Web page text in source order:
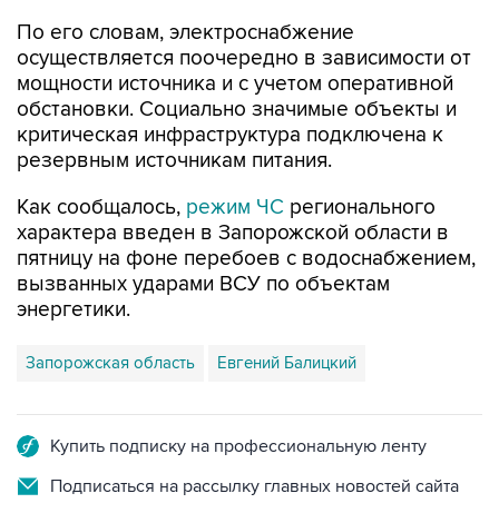
По его словам, электроснабжение
осуществляется поочередно в зависимости от
мощности источника и с учетом оперативной
обстановки. Социально значимые объекты и
критическая инфраструктура подключена к
резервным источникам питания.
Как сообщалось, режим ЧС регионального
характера введен в Запорожской области в
пятницу на фоне перебоев с водоснабжением,
вызванных ударами ВСУ по объектам
энергетики.
Запорожская область Евгений Балицкий
Купить подписку на профессиональную ленту
Подписаться на рассылку главных новостей сайта